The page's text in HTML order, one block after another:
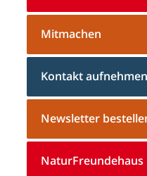
Mitmachen
Kontakt aufnehmen
Newsletter
NaturFreundehaus